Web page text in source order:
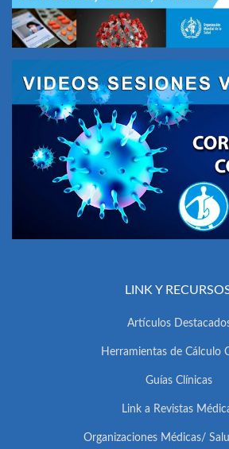
LINK Y
Artículos
Herramientas de Cálculo
Guías Clínicas
Link a Revistas
Organizaciones Médicas/